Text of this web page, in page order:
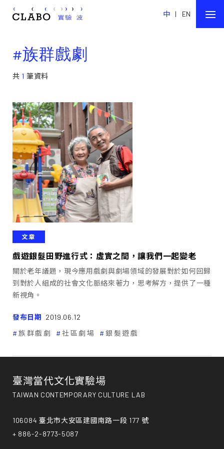
中 | EN
#族群戲劇
共 1 筆資料
文章
戲遊銀髮田野進行式：虛實之間，讓我們一起變老
關於老年議題，現今應用戲劇與劇場領域的發展對於如何回歸
到對於人組成的社會文化脈絡來著力，思考解方，提供了一種
新視角。
發布日期 2019.06.12
族群戲劇
社區劇場 銀髮遊戲
臺灣當代文化實驗場
TAIWAN CONTEMPORARY CULTURE LAB
106084 臺北市大安區建國南路一段 177 號
+ 886-2-8773-5087